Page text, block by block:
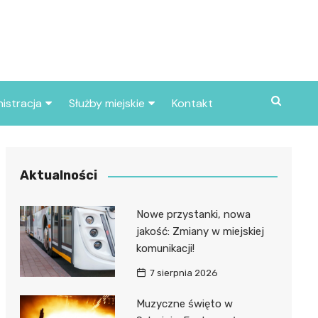
miasta
Służby miejskie
Policja
Kontakt
Aktualności
Nowe przystanki, nowa
jakość: Zmiany w miejskiej
komunikacji!
7 sierpnia 2026
Muzyczne święto w